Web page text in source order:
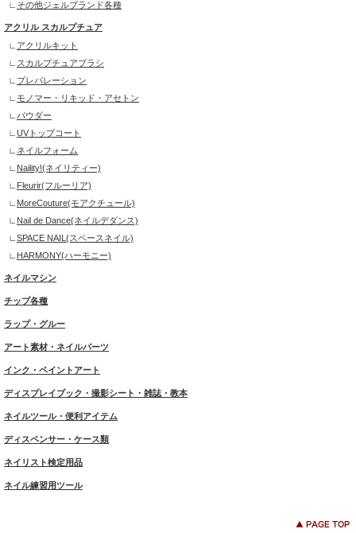
その他ジェルブランド各種
アクリル スカルプチュア
アクリルキット
スカルプチュアブラシ
プレパレーション
モノマー・リキッド・アセトン
パウダー
UVトップコート
ネイルフォーム
Naility!(ネイリティー)
Fleurir(フルーリア)
MoreCouture(モアクチュール)
Nail de Dance(ネイルデダンス)
SPACE NAIL(スペースネイル)
HARMONY(ハーモニー)
ネイルマシン
チップ各種
ラップ・グルー
アート素材・ネイルパーツ
インク・ペイントアート
ディスプレイブック・撮影シート・雑誌・教本
ネイルツール・便利アイテム
ディスペンサー・ケース類
ネイリスト検定用品
ネイル練習用ツール